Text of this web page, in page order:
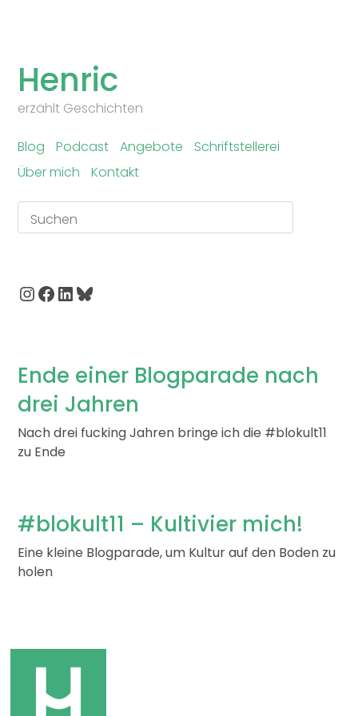
to
content
Henric
erzählt Geschichten
Blog Podcast Angebote
Schriftstellerei
Über mich
Kontakt
Suchen
Instagram
Facebook
LinkedIn
Bluesky
Ende einer Blogparade nach
drei Jahren
Nach drei fucking Jahren bringe ich die #blokult11
zu Ende
#blokult11 – Kultivier mich!
Eine kleine Blogparade, um Kultur auf den Boden zu
holen